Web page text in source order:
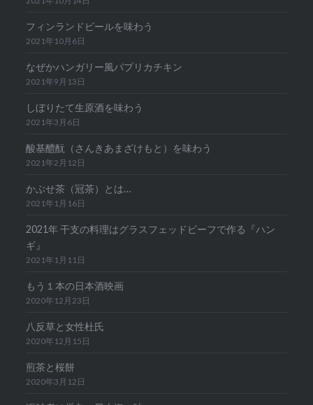
フィンランドビールを味わう
2021年10月6日
なぜかハンガリー風パプリカチキン
2021年9月13日
しぼりたて生原酒を味わう
2021年3月6日
酸基醴酛（さんきあまざけもと）を味わう
2021年2月12日
かぶせ茶（冠茶）とは…
2021年1月16日
2021年 干支の料理はグラスフェッドビーフで作る『ハン
ギ』
2021年1月11日
もう１本の日本酒映画
2020年12月23日
八反草と女性杜氏
2020年12月15日
煎茶と桜餅
2020年3月12日